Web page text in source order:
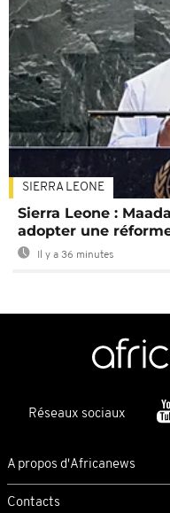
SIERRA LEONE
Sierra Leone :
adopter une
Il y a 36 minutes
Réseaux sociaux
A propos d'Africanews
Contacts